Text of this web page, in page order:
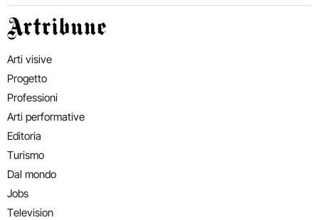
Artribune
Arti visive
Progetto
Professioni
Arti performative
Editoria
Turismo
Dal mondo
Jobs
Television